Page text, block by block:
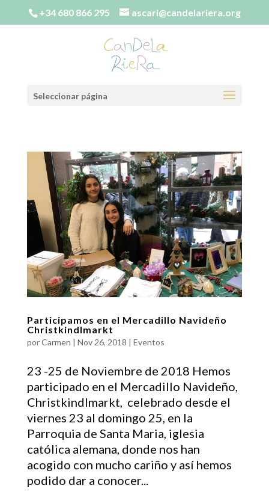
+34 680 866 295 ascari@candelariera.org
Seleccionar página
Participamos en el Mercadillo Navideño
Christkindlmarkt
porCarmen | Nov 26, 2018 | Eventos
23 -25 de Noviembre de 2018 Hemos
participado en el Mercadillo Navideño,
Christkindlmarkt, celebrado desde el
viernes 23 al domingo 25, en la
Parroquia de Santa Maria, iglesia
católica alemana, donde nos han
acogido con mucho cariño y así hemos
podido dar a conocer...